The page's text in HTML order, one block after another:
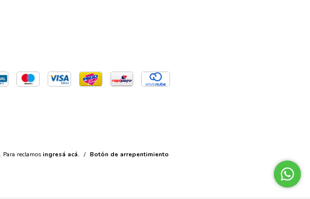
Para reclamos ingresá acá. / Botón de arrepentimiento